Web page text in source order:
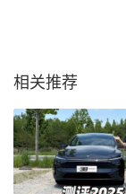
相关推荐